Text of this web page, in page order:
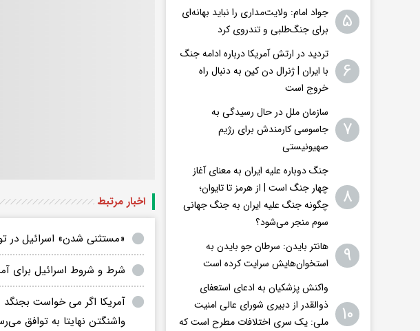
اخبار مرتبط
«مستثنی شدن» اسرائیل در
شرط و شروط اسرائیل برای
آمریکا اگر می خواست بجنگد
واشنگتن نهایتا به توافق
۵
جواد امام: ولایت‌مداری را نباید بهانه‌ای
برای جنگ‌طلبی و تندروی کرد
۶
تردید در ارتش آمریکا درباره ادامه جنگ
با ایران | ژنرال دن کین به دنبال راه
خروج است
۷
سازمان ملل در حال رسیدگی به
جاسوسی کارمندش برای رژیم
صهیونیستی
۸
جنگ دوباره علیه ایران به معنای آغاز
چهار جنگ است | از هرمز تا تایوان؛
چگونه جنگ علیه ایران به جنگ جهانی
سوم منجر می‌شود؟
۹
هانتر بایدن: سرطان جو بایدن به
استخوان‌هایش سرایت کرده است
۱۰
واکنش پزشکیان به ادعای استعفای
ذوالقدر از دبیری شورای عالی امنیت
ملی: یک سری اختلافات مطرح است که